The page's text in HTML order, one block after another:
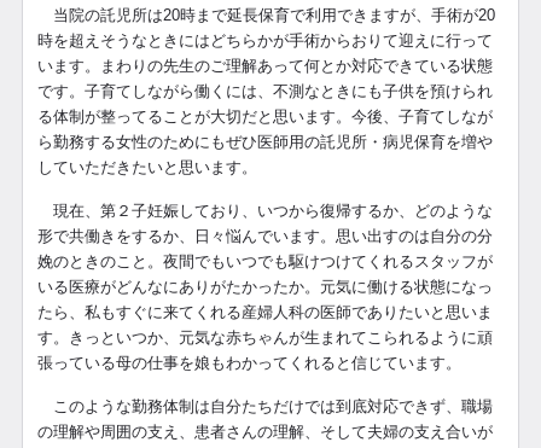
当院の託児所は20時まで延長保育で利用できますが、手術が20
時を超えそうなときにはどちらかが手術からおりて迎えに行って
います。まわりの先生のご理解あって何とか対応できている状態
です。子育てしながら働くには、不測なときにも子供を預けられ
る体制が整ってることが大切だと思います。今後、子育てしなが
ら勤務する女性のためにもぜひ医師用の託児所・病児保育を増や
していただきたいと思います。
現在、第２子妊娠しており、いつから復帰するか、どのような
形で共働きをするか、日々悩んでいます。思い出すのは自分の分
娩のときのこと。夜間でもいつでも駆けつけてくれるスタッフが
いる医療がどんなにありがたかったか。元気に働ける状態になっ
たら、私もすぐに来てくれる産婦人科の医師でありたいと思いま
す。きっといつか、元気な赤ちゃんが生まれてこられるように頑
張っている母の仕事を娘もわかってくれると信じています。
このような勤務体制は自分たちだけでは到底対応できず、職場
の理解や周囲の支え、患者さんの理解、そして夫婦の支え合いが